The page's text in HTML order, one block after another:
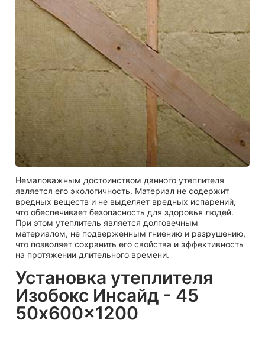
Немаловажным достоинством данного утеплителя
является его экологичность. Материал не содержит
вредных веществ и не выделяет вредных испарений,
что обеспечивает безопасность для здоровья людей.
При этом утеплитель является долговечным
материалом, не подверженным гниению и разрушению,
что позволяет сохранить его свойства и эффективность
на протяжении длительного времени.
Установка утеплителя
Изобокс Инсайд - 45
50x600x1200